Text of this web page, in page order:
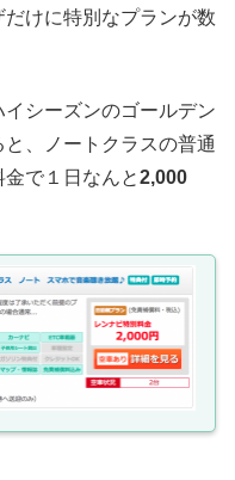
けに特別なプランが数
シーズンのゴールデン
、ノートクラスの普通
で１日なんと2,000